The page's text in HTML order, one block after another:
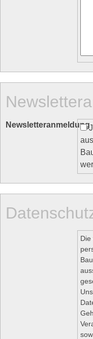
Newsletteranmeldung
Ja, ich möchte regelmäßig über
Die